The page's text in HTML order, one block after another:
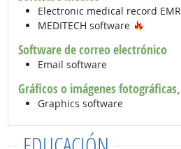
Electronic medical record
MEDITECH software
Software de correo electrónico
Email software
Gráficos o imágenes
Graphics software